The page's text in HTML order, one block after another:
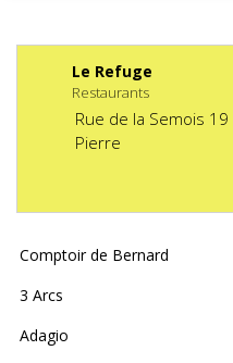
Le Refuge
Restaurants
Rue de la Semois 19
Pierre
Comptoir de Bernard
3 Arcs
Adagio